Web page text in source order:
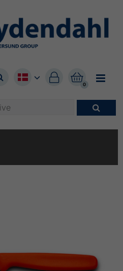


0
